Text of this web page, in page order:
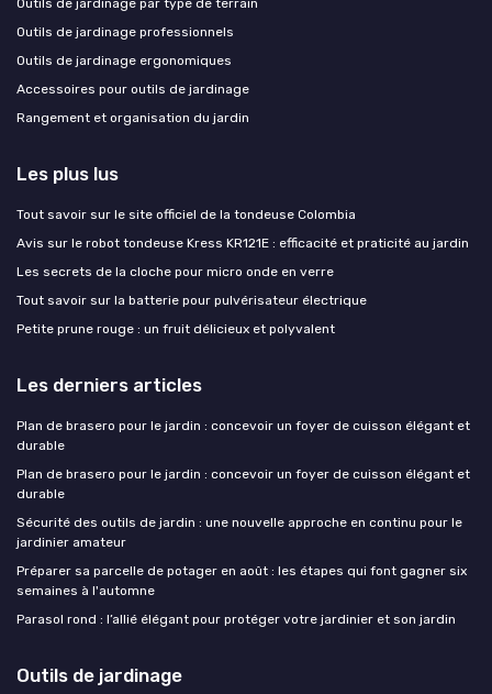
Outils de jardinage par type de terrain
Outils de jardinage professionnels
Outils de jardinage ergonomiques
Accessoires pour outils de jardinage
Rangement et organisation du jardin
Les plus lus
Tout savoir sur le site officiel de la tondeuse Colombia
Avis sur le robot tondeuse Kress KR121E : efficacité et praticité au jardin
Les secrets de la cloche pour micro onde en verre
Tout savoir sur la batterie pour pulvérisateur électrique
Petite prune rouge : un fruit délicieux et polyvalent
Les derniers articles
Plan de brasero pour le jardin : concevoir un foyer de cuisson élégant et
durable
Plan de brasero pour le jardin : concevoir un foyer de cuisson élégant et
durable
Sécurité des outils de jardin : une nouvelle approche en continu pour le
jardinier amateur
Préparer sa parcelle de potager en août : les étapes qui font gagner six
semaines à l'automne
Parasol rond : l’allié élégant pour protéger votre jardinier et son jardin
Outils de jardinage